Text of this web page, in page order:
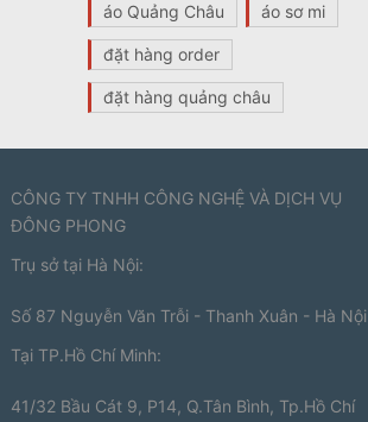
áo Quảng Châu áo sơ mi
đặt hàng order
đặt hàng quảng châu
CÔNG TY TNHH CÔNG NGHỆ VÀ DỊCH VỤ
ĐÔNG PHONG
Trụ sở tại Hà Nội:
Số 87 Nguyễn Văn Trỗi - Thanh Xuân - Hà Nội
Tại TP.Hồ Chí Minh:
41/32 Bầu Cát 9, P14, Q.Tân Bình, Tp.Hồ Chí